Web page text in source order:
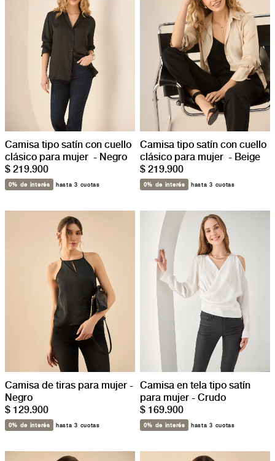
Camisa tipo satín con cuello
clásico para mujer - Negro
$ 219.900
0% de interés hasta 3 cuotas
Camisa tipo satín con cuello
clásico para mujer - Beige
$ 219.900
0% de interés hasta 3 cuotas
Camisa de tiras para mujer -
Negro
$ 129.900
0% de interés hasta 3 cuotas
Camisa en tela tipo satín
para mujer - Crudo
$ 169.900
0% de interés hasta 3 cuotas